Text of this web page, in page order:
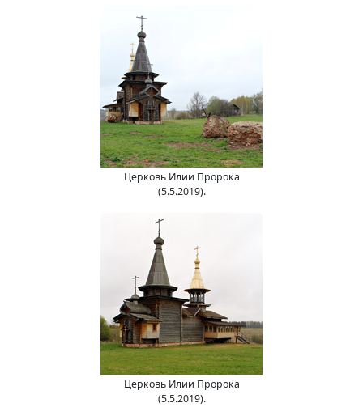
Церковь Илии Пророка
(5.5.2019).
Церковь Илии Пророка
(5.5.2019).